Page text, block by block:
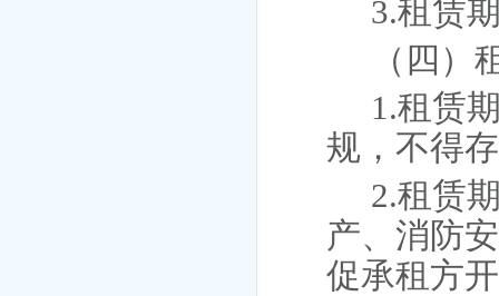
3.租赁
（四
1.租赁
规，不得
2.租赁
产、消防
促承租方